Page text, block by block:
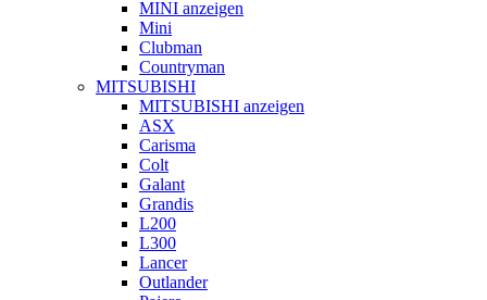
MINI anzeigen
Mini
Clubman
Countryman
MITSUBISHI
MITSUBISHI anzeigen
ASX
Carisma
Colt
Galant
Grandis
L200
L300
Lancer
Outlander